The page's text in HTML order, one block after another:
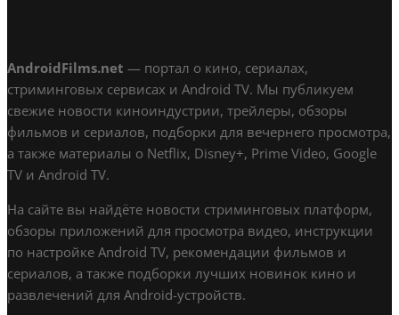
AndroidFilms.net — портал о кино, сериалах,
стриминговых сервисах и Android TV. Мы публикуем
свежие новости киноиндустрии, трейлеры, обзоры
фильмов и сериалов, подборки для вечернего просмотра,
а также материалы о Netflix, Disney+, Prime Video, Google
TV и Android TV.
На сайте вы найдёте новости стриминговых платформ,
обзоры приложений для просмотра видео, инструкции
по настройке Android TV, рекомендации фильмов и
сериалов, а также подборки лучших новинок кино и
развлечений для Android-устройств.